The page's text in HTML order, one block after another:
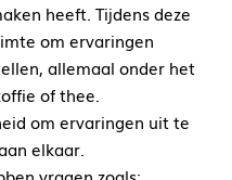
heeft. Tijdens deze
om ervaringen
allemaal onder het
of thee.
om ervaringen uit te
elkaar.